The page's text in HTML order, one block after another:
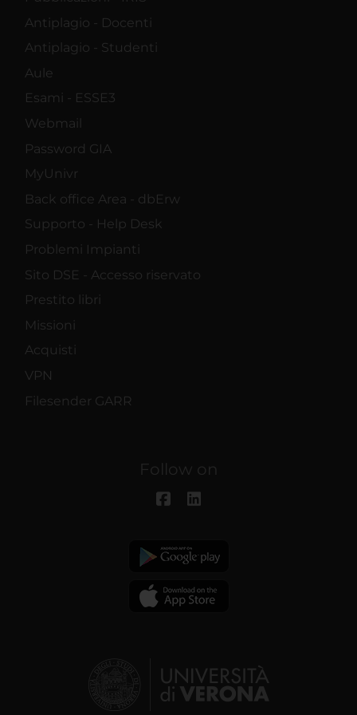
Antiplagio - Docenti
Antiplagio - Studenti
Aule
Esami - ESSE3
Webmail
Password GIA
MyUnivr
Back office Area - dbErw
Supporto - Help Desk
Problemi Impianti
Sito DSE - Accesso riservato
Prestito libri
Missioni
Acquisti
VPN
Filesender GARR
Follow on